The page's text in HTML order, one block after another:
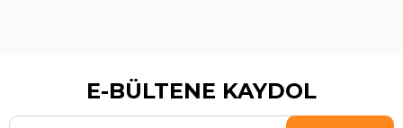
E-BÜLTENE KAYDOL